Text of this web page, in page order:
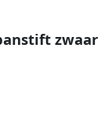
zwaar